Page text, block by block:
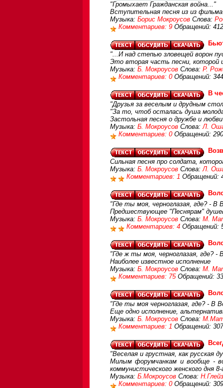
"Громыхает Гражданская война..."
Вступительная песня из из
Музыка: Борис Мокроусов Слова:
Комментариев: 9 Обращений:
"...И над степью зловещей ворон
Это вторая часть песни, которой
Музыка: Б. Мокроусов Слова: Р.
Комментариев: 0 Обращений:
В
"Друзья за веселым и друдным
"За то, чтоб осталась душа
Застольная песня о дружбе и
Музыка: Б. Мокроусов Слова:Л.
Комментариев: 0 Обращений:
Сильная песня про солдата,
Музыка: Б. Мокроусов Слова:Л.
Комментариев: 1 Обращений:
"Где ты моя, черноглазая, где? - В
Предшествующее "Песнярам"
Музыка: Б. Мокроусов Слова: М.
Комментариев: 4 Обращений:
"Где ж ты моя, черноглазая, где? -
Наиболее известное исполнение
Музыка: Б. Мокроусов Слова: М.
Комментариев: 75 Обращений:
"Где ты моя черноглазая, где? - В
Еще одно исполнение,
Музыка: Б. Мокроусов Слова:
Комментариев: 1 Обращений:
"Веселая и грустная, как русская
Милым форумчанкам и вообще -
коммунистического женского дня
Музыка: Б.Мокроусов Слова:
Комментариев: 0 Обращений: